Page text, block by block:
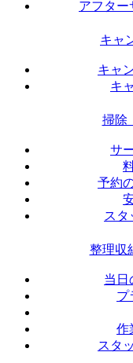
アフター
キャ
キャ
キ
掃除
サ
予約
スタ
整理収
当日
プ
作
スタ